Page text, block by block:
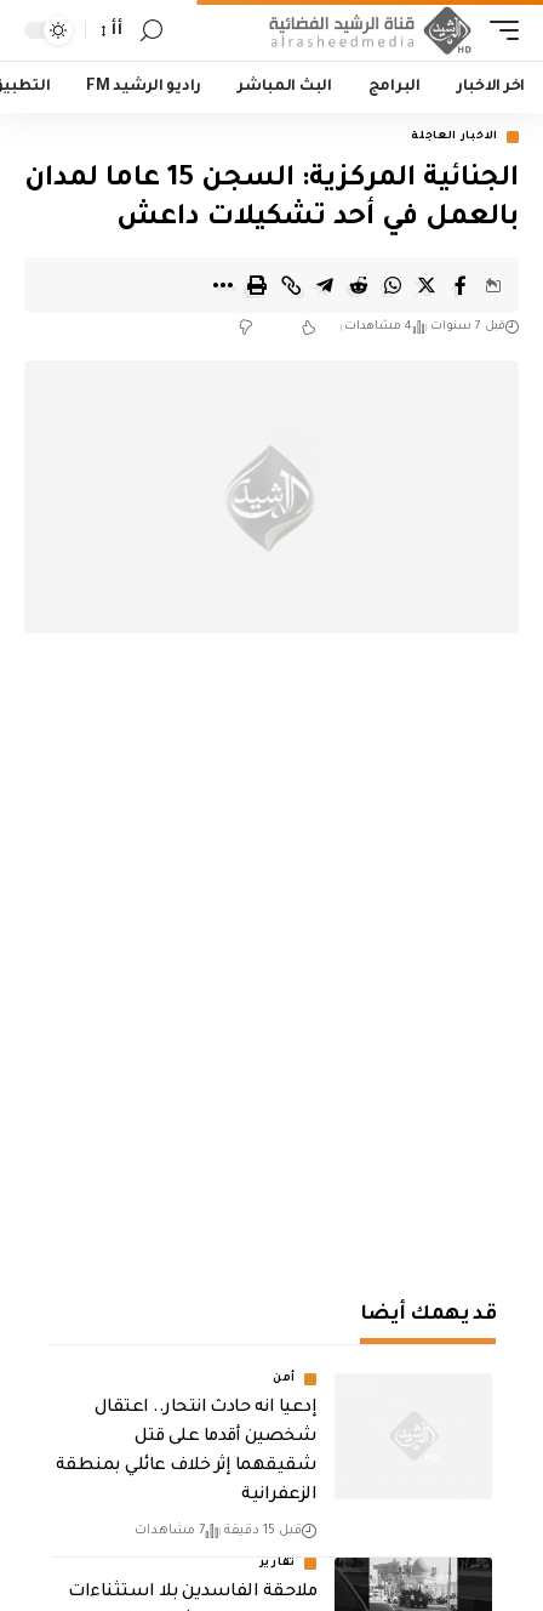
أأ
اخر الاخبار البرامج البث المباشر راديو الرشيد FM
الاخبار العاجلة
الجنائية المركزية: السجن 15 عاما لمدان
بالعمل في أحد تشكيلات داعش
قبل 7 سنوات 4 مشاهدات
قد يهمك أيضا
أمن
إدعيا انه حادث انتحار.. اعتقال
شخصين أقدما على قتل
شقيقهما إثر خلاف عائلي بمنطقة
الزعفرانية
قبل 15 دقيقة 7 مشاهدات
تقارير
ملاحقة الفاسدين بلا استثناءات